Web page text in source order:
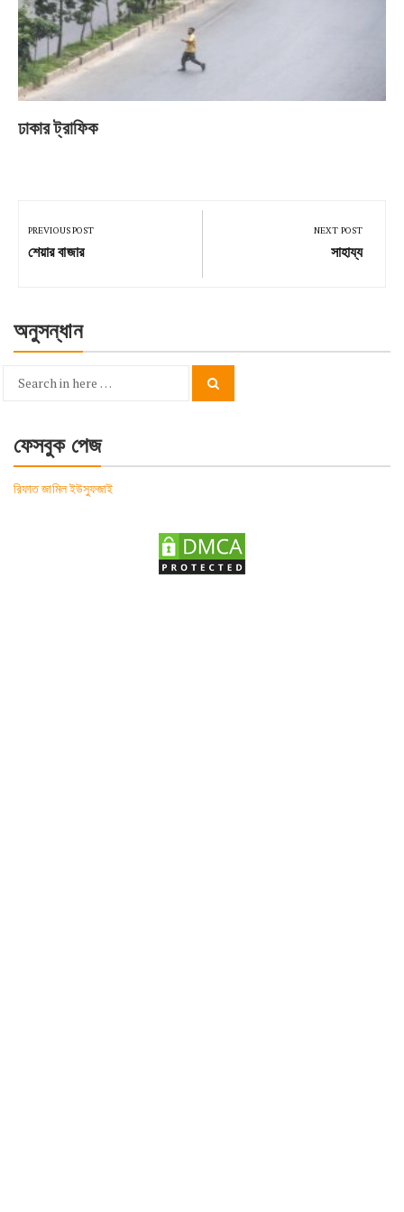
ঢাকার ট্রাফিক
navigation
PREVIOUS POST
Previous
শেয়ার বাজার
NEXT POST
Next
সাহায্য
অনুসন্ধান
Search
ফেসবুক পেজ
রিফাত জামিল ইউসুফজাই